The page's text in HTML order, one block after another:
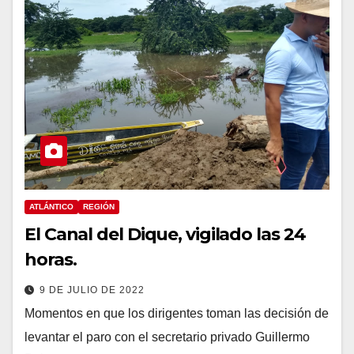
ATLÁNTICO REGIÓN
El Canal del Dique, vigilado las 24
horas.
9 DE JULIO DE 2022
Momentos en que los dirigentes toman las decisión de
levantar el paro con el secretario privado Guillermo